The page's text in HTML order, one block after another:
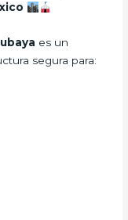
es un
segura para: